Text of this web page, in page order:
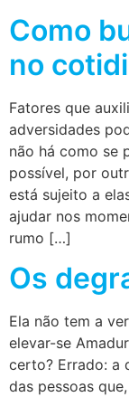
Como
no
Fatores que
adversidades
não há como se
possível, por
está sujeito a
ajudar nos
rumo […]
Os
Ela não tem a
elevar-se
certo? Errado: a
das pessoas